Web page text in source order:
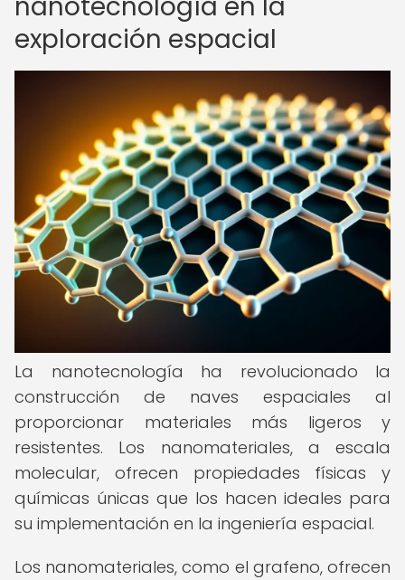
exploración espacial
La nanotecnología ha revolucionado la
construcción de naves espaciales al
proporcionar materiales más ligeros y
resistentes. Los nanomateriales, a escala
molecular, ofrecen propiedades físicas y
químicas únicas que los hacen ideales para
su implementación en la ingeniería espacial.
Los nanomateriales, como el grafeno, ofrecen